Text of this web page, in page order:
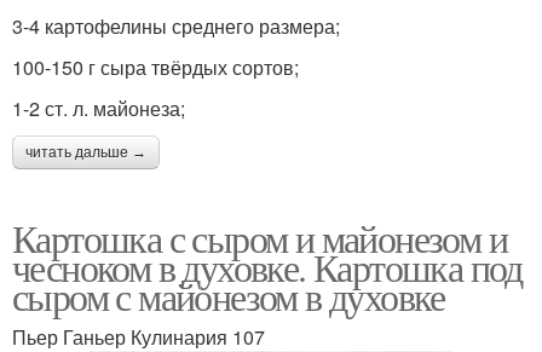
3-4 картофелины среднего размера;
100-150 г сыра твёрдых сортов;
1-2 ст. л. майонеза;
читать дальше →
Картошка с сыром и майонезом и
чесноком в духовке. Картошка под
сыром с майонезом в духовке
Пьер Ганьер Кулинария 107